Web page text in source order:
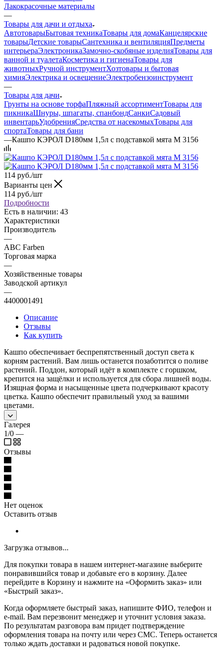
Лакокрасочные материалы
—
Товары для дачи и отдыха
АвтотоварыБытовая техникаТовары для домаКанцелярские
товарыДетские товарыСантехника и вентиляцияПредметы
интерьераЭлектроникаЗамочно-скобяные изделияТовары для
ванной и туалетаКосметика и гигиенаТовары для
животныхРучной инструментХозтовары и бытовая
химияЭлектрика и освещениеЭлектробензоинструмент
—
Товары для дачи
Грунты на основе торфаПляжный ассортиментТовары для
пикникаШнуры, шпагаты, спанбондСанкиСадовый
инвентарьУдобренияСредства от насекомыхТовары для
спортаТовары для бани
—Кашпо КЭРОЛ D180мм 1,5л с подставкой мята М 3156
114 руб./шт
Варианты цен
114 руб./шт
Подробности
Есть в наличии: 43
Характеристики
Производитель
—
ABC Farben
Торговая марка
—
Хозяйственные товары
Заводской артикул
—
4400001491
Описание
Отзывы
Как купить
Кашпо обеспечивает беспрепятственный доступ света к
корням растений. Вам лишь останется позаботится о поливе
растений. Поддон, который идёт в комплекте с горшком,
крепится на защёлки и используется для сбора лишней воды.
Изящная форма и насыщенные цвета подчеркивают красоту
цветка. Кашпо обеспечит правильный уход за вашими
цветами.
Галерея
1/0 —
Отзывы
Нет оценок
Оставить отзыв
Загрузка отзывов...
Для покупки товара в нашем интернет-магазине выберите
понравившийся товар и добавьте его в корзину. Далее
перейдите в Корзину и нажмите на «Оформить заказ» или
«Быстрый заказ».
Когда оформляете быстрый заказ, напишите ФИО, телефон и
e-mail. Вам перезвонит менеджер и уточнит условия заказа.
По результатам разговора вам придет подтверждение
оформления товара на почту или через СМС. Теперь останется
только ждать доставки и радоваться новой покупке.